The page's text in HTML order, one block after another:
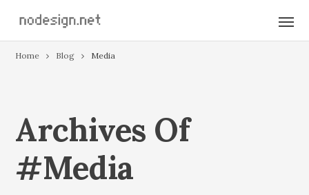
Home Blog Media
Archives Of
#media